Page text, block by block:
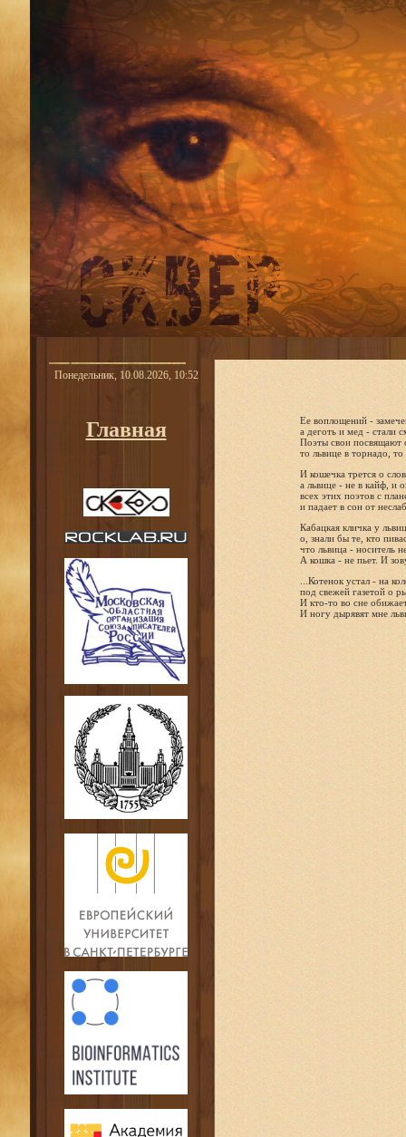
Понедельник, 10.08.2026, 10:52
Главная
Ее воплощений -
а деготь и мед - стали
Поэты свои посвящают
то львице в торнадо,
И кошечка трется о
а львице - не в кайф, и
всех этих поэтов с
и падает в сон от
Кабацкая кличка у
о, знали бы те, кто
что львица - носитель
А кошка - не пьет. И
...Котенок устал - на
под свежей газетой о
И кто-то во сне
И ногу дырявят мне